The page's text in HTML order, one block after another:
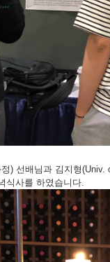
) 선배님과 김지형
식사를 하였습니다.